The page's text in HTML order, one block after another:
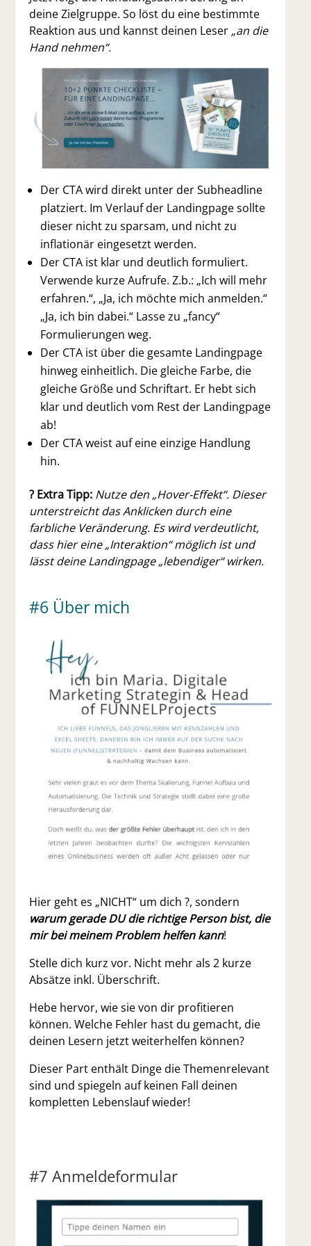
deine Zielgruppe. So löst du eine bestimmte
Reaktion aus und kannst deinen Leser „an die
Hand nehmen“.
Der CTA wird direkt unter der Subheadline
platziert. Im Verlauf der Landingpage sollte
dieser nicht zu sparsam, und nicht zu
inflationär eingesetzt werden.
Der CTA ist klar und deutlich formuliert.
Verwende kurze Aufrufe. Z.b.: „Ich will mehr
erfahren.“, „Ja, ich möchte mich anmelden.“
„Ja, ich bin dabei.“ Lasse zu „fancy“
Formulierungen weg.
Der CTA ist über die gesamte Landingpage
hinweg einheitlich. Die gleiche Farbe, die
gleiche Größe und Schriftart. Er hebt sich
klar und deutlich vom Rest der Landingpage
ab!
Der CTA weist auf eine einzige Handlung
hin.
? Extra Tipp: Nutze den „Hover-Effekt“. Dieser
unterstreicht das Anklicken durch eine
farbliche Veränderung. Es wird verdeutlicht,
dass hier eine „Interaktion“ möglich ist und
lässt deine Landingpage „lebendiger“ wirken.
#6 Über mich
Hier geht es „NICHT“ um dich ?, sondern
warum gerade DU die richtige Person bist, die
mir bei meinem Problem helfen kann!
Stelle dich kurz vor. Nicht mehr als 2 kurze
Absätze inkl. Überschrift.
Hebe hervor, wie sie von dir profitieren
können. Welche Fehler hast du gemacht, die
deinen Lesern jetzt weiterhelfen können?
Dieser Part enthält Dinge die Themenrelevant
sind und spiegeln auf keinen Fall deinen
kompletten Lebenslauf wieder!
#7 Anmeldeformular